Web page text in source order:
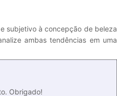
subjetivo à concepção de beleza
ambas tendências em uma
Obrigado!